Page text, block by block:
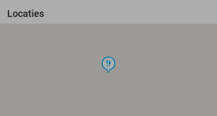
Locaties
food